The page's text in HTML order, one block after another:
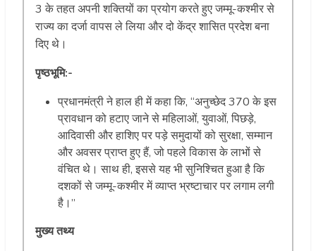
3 के तहत अपनी शक्तियों का प्रयोग करते हुए जम्मू-कश्मीर से
राज्य का दर्जा वापस ले लिया और दो केंद्र शासित प्रदेश बना
दिए थे।
पृष्ठभूमि:-
प्रधानमंत्री ने हाल ही में कहा कि, “अनुच्छेद 370 के इस
प्रावधान को हटाए जाने से महिलाओं, युवाओं, पिछड़े,
आदिवासी और हाशिए पर पड़े समुदायों को सुरक्षा, सम्मान
और अवसर प्राप्त हुए हैं, जो पहले विकास के लाभों से
वंचित थे। साथ ही, इससे यह भी सुनिश्चित हुआ है कि
दशकों से जम्मू-कश्मीर में व्याप्त भ्रष्टाचार पर लगाम लगी
है।”
मुख्य तथ्य